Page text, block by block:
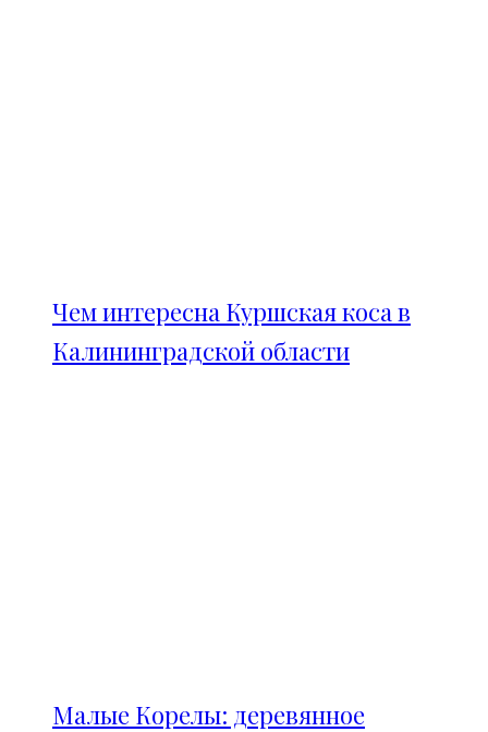
Чем интересна Куршская коса в
Калининградской области
Малые Корелы: деревянное